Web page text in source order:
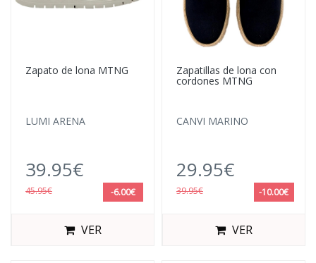
Zapato de lona MTNG
LUMI ARENA
39.95€
45.95€ -6.00€
VER
Zapatillas de lona con
cordones MTNG
CANVI MARINO
29.95€
39.95€ -10.00€
VER